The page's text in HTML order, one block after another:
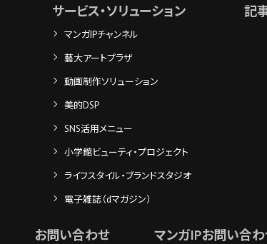
サービス・ソリューション
マンガIPチャンネル
藝大アートプラザ
動画制作ソリューション
美的DSP
SNS活用メニュー
小学館ビューティ・プロジェクト
ライフスタイル・ブランドスタジオ
電子雑誌（dマガジン）
記
お問い合わせ マンガIPお問い合